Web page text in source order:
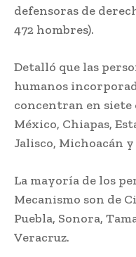
defensoras de
472 hombres).
Detalló que las
humanos
concentran en siete
México, Chiapas,
Jalisco, Michoacán y
La mayoría de los
Mecanismo son de
Puebla, Sonora,
Veracruz.